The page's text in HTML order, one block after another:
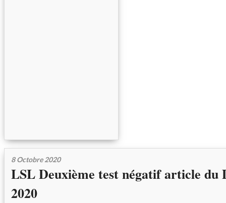
8 Octobre 2020
LSL Deuxième test négatif article du
2020